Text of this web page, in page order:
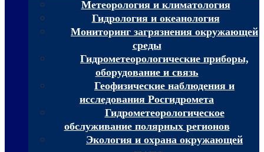
Метеорология и климатология
Гидрология и океанология
Мониторинг загрязнения окружающей
среды
Гидрометеорологические приборы,
оборудование и связь
Геофизические наблюдения и
исследования Росгидромета
Гидрометеорологическое
обслуживание полярных регионов
Экология и охрана окружающей